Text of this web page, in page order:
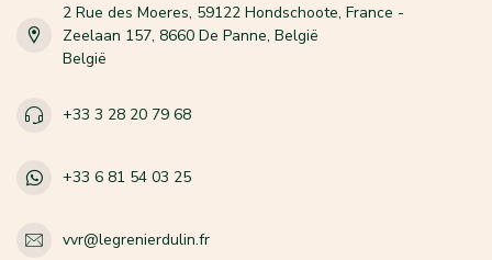
2 Rue des Moeres, 59122 Hondschoote, France -
Zeelaan 157, 8660 De Panne, België
België
+33 3 28 20 79 68
+33 6 81 54 03 25
vvr@legrenierdulin.fr